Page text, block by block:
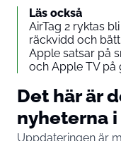
Läs också
AirTag 2 ryktas
räckvidd och
Apple satsar på
och Apple TV på
Det här är
nyheterna i
Uppdateringen är